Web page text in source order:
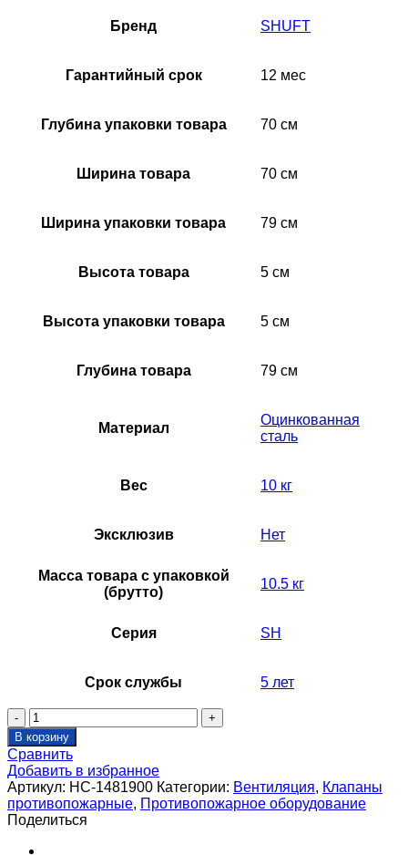
Бренд SHUFT
Гарантийный срок 12 мес
Глубина упаковки товара 70 см
Ширина товара 70 см
Ширина упаковки товара 79 см
Высота товара 5 см
Высота упаковки товара 5 см
Глубина товара 79 см
Материал
Оцинкованная
сталь
Вес 10 кг
Эксклюзив Нет
Масса товара с упаковкой
(брутто)
10.5 кг
Серия SH
Срок службы 5 лет
Количество
товара
Решетка
стеновая
для
клапана
SHUFT
SH
700*600
В корзину
Сравнить
Добавить в избранное
Артикул: НС-1481900 Категории: Вентиляция, Клапаны
противопожарные, Противопожарное оборудование
Поделиться